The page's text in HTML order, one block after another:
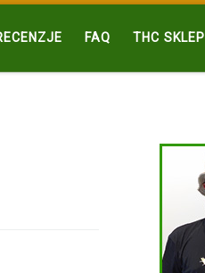
FAQ THC SKLEP